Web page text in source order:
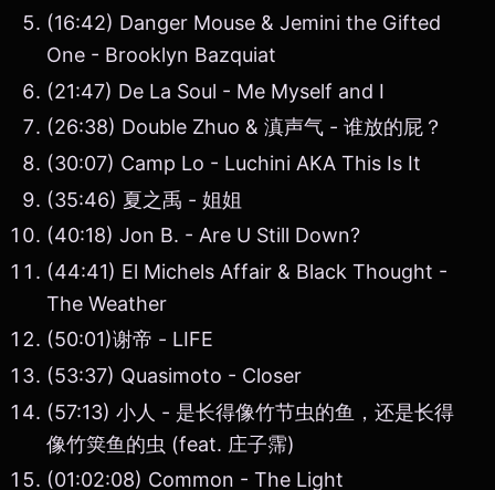
(16:42) Danger Mouse & Jemini the Gifted
One - Brooklyn Bazquiat
(21:47) De La Soul - Me Myself and I
(26:38) Double Zhuo & 滇声气 - 谁放的屁？
(30:07) Camp Lo - Luchini AKA This Is It
(35:46) 夏之禹 - 姐姐
(40:18) Jon B. - Are U Still Down?
(44:41) El Michels Affair & Black Thought -
The Weather
(50:01)谢帝 - LIFE
(53:37) Quasimoto - Closer
(57:13) 小人 - 是长得像竹节虫的鱼，还是长得
像竹䇲鱼的虫 (feat. 庄子霈)
(01:02:08) Common - The Light